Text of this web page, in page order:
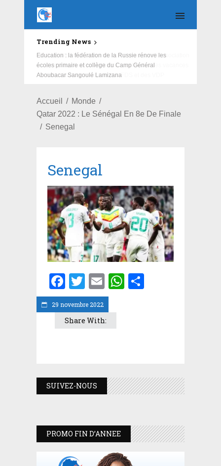
Trending News
Education : la fédération de la Russie rénove les
écoles primaire et collège du Camp Général
Aboubacar Sangoulé Lamizana
Accueil
Monde
Qatar 2022 : Le Sénégal En 8e De Finale
Senegal
29 novembre 2022
Senegal
Facebook
Twitter
EmailWhatsApp
Share With:
SUIVEZ-NOUS
PROMO FIN D’ANNEE